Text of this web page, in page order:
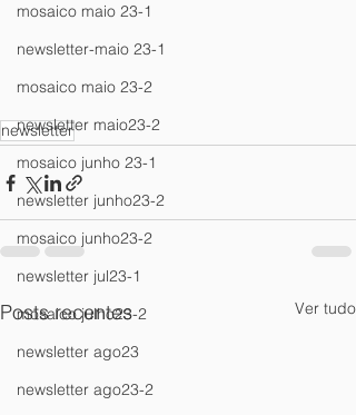
mosaico maio 23-1
newsletter-maio 23-1
mosaico maio 23-2
newsletter maio23-2
mosaico junho 23-1
newsletter junho23-2
mosaico junho23-2
newsletter jul23-1
mosaico julho23-2
newsletter ago23
newsletter ago23-2
newsletter
Posts recentes Ver tudo